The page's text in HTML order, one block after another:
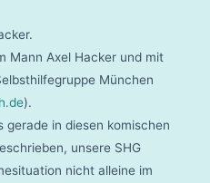
Mann Axel Hacker und mit
München
).
gerade in diesen komischen
unsere SHG
nicht alleine im